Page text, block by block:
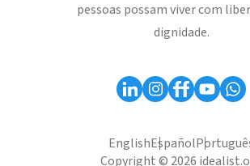
pessoas possam viver com
dignidade.
EnglishEspañol
Copyright © 2026